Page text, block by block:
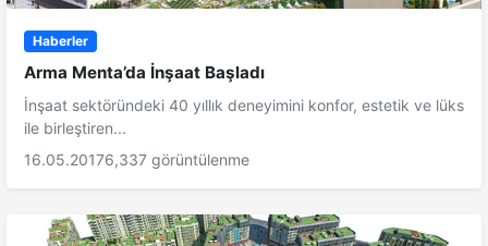
Haberler
Arma Menta’da İnşaat Başladı
İnşaat sektöründeki 40 yıllık deneyimini konfor, estetik ve lüks
ile birleştiren...
16.05.20176,337 görüntülenme